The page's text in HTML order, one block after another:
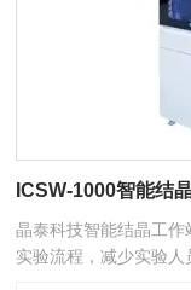
ICSW-1000智能结
晶泰科技智能结晶工
实验流程，减少实验